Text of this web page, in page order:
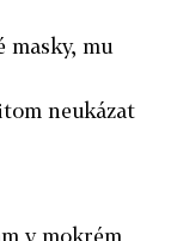
masky, mu
neukázat
v mokrém